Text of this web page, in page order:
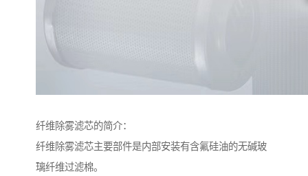
纤维除雾滤芯的简介：
纤维除雾滤芯主要部件是内部安装有含氟硅油的无碱玻
璃纤维过滤棉。